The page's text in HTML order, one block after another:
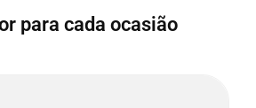
para cada ocasião